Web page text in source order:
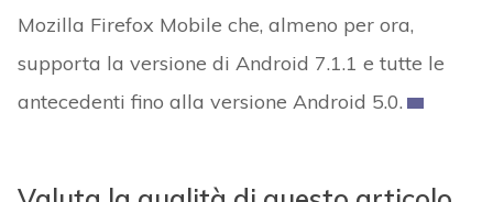
Mozilla Firefox Mobile che, almeno per ora,
supporta la versione di Android 7.1.1 e tutte le
antecedenti fino alla versione Android 5.0.